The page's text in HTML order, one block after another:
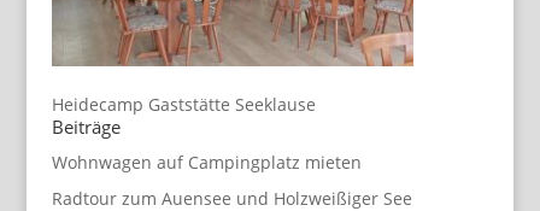
Heidecamp Gaststätte Seeklause
Beiträge
Wohnwagen auf Campingplatz mieten
Radtour zum Auensee und Holzweißiger See